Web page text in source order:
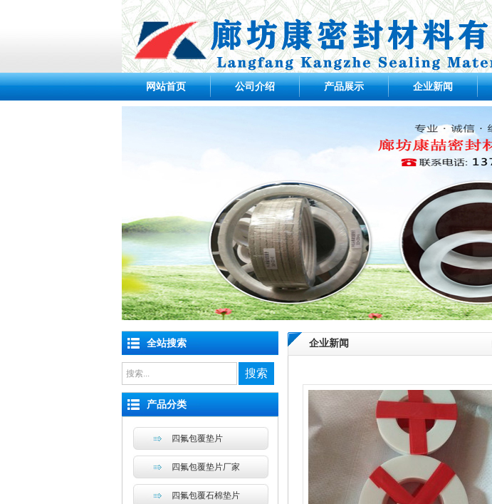
网站首页 公司介绍 产品展示 企业新闻
企业新闻
全站搜索
搜索
产品分类
四氟包覆垫片
四氟包覆垫片厂家
四氟包覆石棉垫片